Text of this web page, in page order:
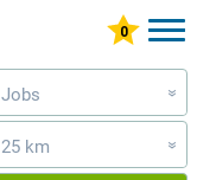
Jobs »
25 km »